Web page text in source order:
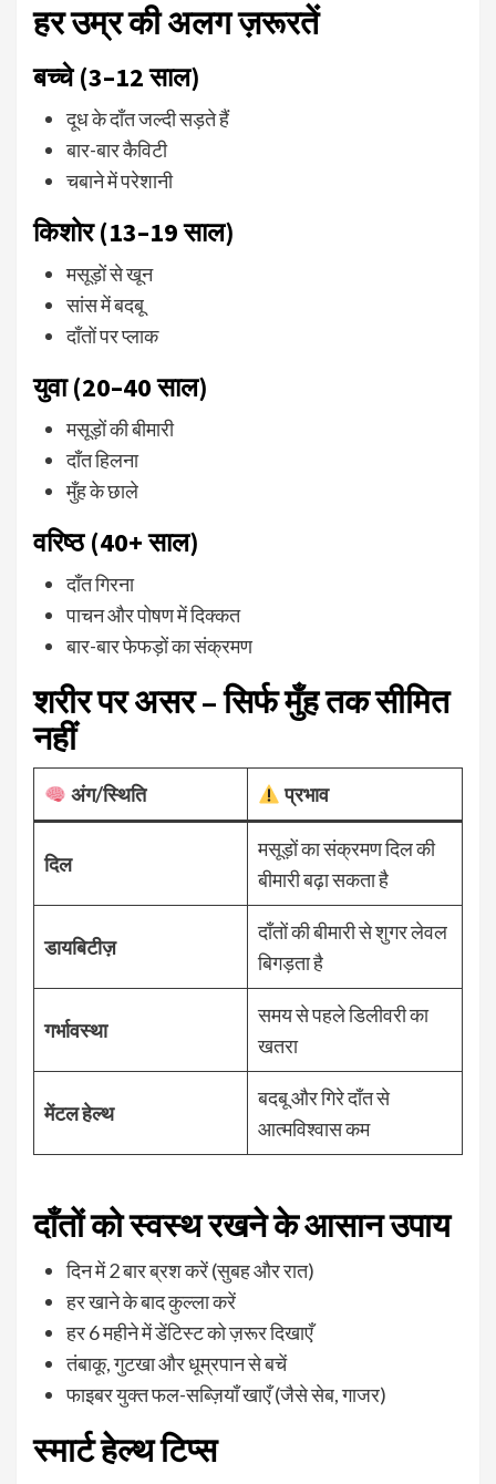
हर उम्र की अलग ज़रूरतें
बच्चे (3–12 साल)
दूध के दाँत जल्दी सड़ते हैं
बार-बार कैविटी
चबाने में परेशानी
किशोर (13–19 साल)
मसूड़ों से खून
सांस में बदबू
दाँतों पर प्लाक
युवा (20–40 साल)
मसूड़ों की बीमारी
दाँत हिलना
मुँह के छाले
वरिष्ठ (40+ साल)
दाँत गिरना
पाचन और पोषण में दिक्कत
बार-बार फेफड़ों का संक्रमण
शरीर पर असर – सिर्फ मुँह तक सीमित
नहीं
अंग/स्थिति प्रभाव
दिल
मसूड़ों का संक्रमण दिल की
बीमारी बढ़ा सकता है
डायबिटीज़
दाँतों की बीमारी से शुगर लेवल
बिगड़ता है
गर्भावस्था
समय से पहले डिलीवरी का
खतरा
मेंटल हेल्थ
बदबू और गिरे दाँत से
आत्मविश्वास कम
दाँतों को स्वस्थ रखने के आसान उपाय
दिन में 2 बार ब्रश करें (सुबह और रात)
हर खाने के बाद कुल्ला करें
हर 6 महीने में डेंटिस्ट को ज़रूर दिखाएँ
तंबाकू, गुटखा और धूम्रपान से बचें
फाइबर युक्त फल-सब्ज़ियाँ खाएँ (जैसे सेब, गाजर)
स्मार्ट हेल्थ टिप्स